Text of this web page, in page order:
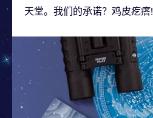
天堂。我们的承诺？鸡皮疙瘩!